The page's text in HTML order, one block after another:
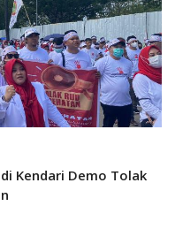
Kendari Demo Tolak